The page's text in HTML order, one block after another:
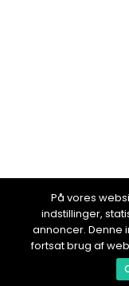
På vores
indstillinger,
annoncer. Denne
fortsat brug af